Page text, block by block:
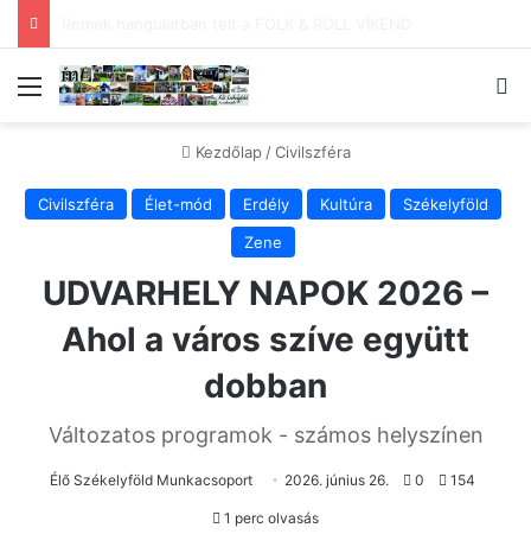
Menü
Kezdőlap / Civilszféra
Civilszféra Élet-mód Erdély Kultúra
Székelyföld
Zene
UDVARHELY NAPOK 2026 –
Ahol a város szíve együtt
dobban
Változatos programok - számos helyszínen
Élő Székelyföld Munkacsoport 2026. június 26. 0 154
1 perc olvasás